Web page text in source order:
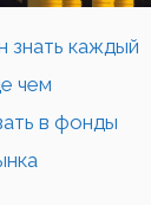
знать каждый
чем
в фонды